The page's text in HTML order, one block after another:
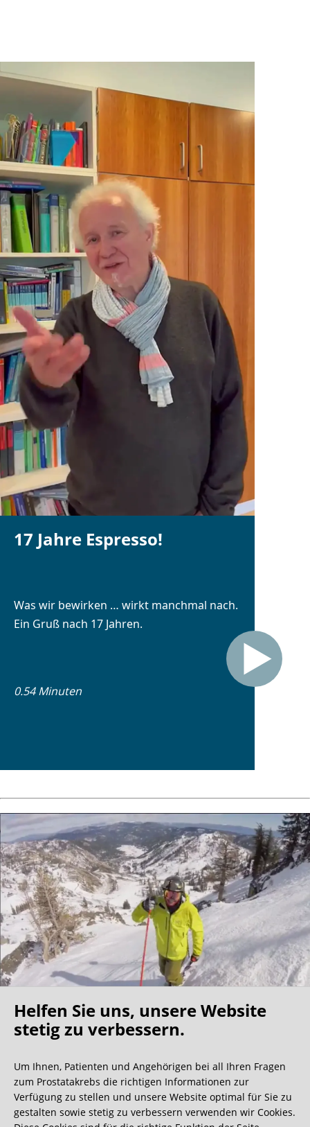
17 Jahre Espresso!
Was wir bewirken … wirkt manchmal nach.
Ein Gruß nach 17 Jahren.
0.54 Minuten
Oh what a ride!
Wir bekommen ja viele tolle Gästebucheinträge,
aber dieser ist doch sehr ungewöhnlich.
Helfen Sie uns, unsere Website
stetig zu verbessern.
Um Ihnen, Patienten und Angehörigen bei all Ihren Fragen
zum Prostatakrebs die richtigen Informationen zur
Verfügung zu stellen und unsere Website optimal für Sie zu
gestalten sowie stetig zu verbessern verwenden wir Cookies.